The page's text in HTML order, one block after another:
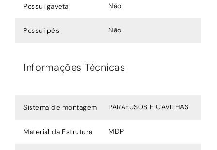
Possui gaveta Não
Possui pés Não
Informações Técnicas
Sistema de montagem PARAFUSOS E CAVILHAS
Material da Estrutura MDP